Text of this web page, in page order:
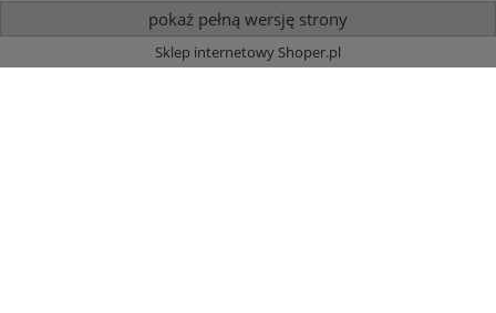
pokaż pełną wersję strony
Sklep internetowy Shoper.pl